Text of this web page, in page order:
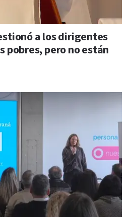
a los dirigentes
pobres, pero no están